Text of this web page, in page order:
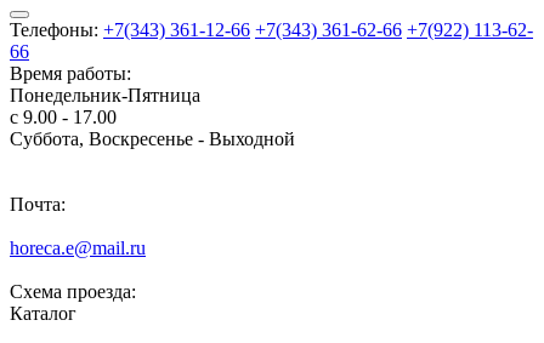
Телефоны: +7(343) 361-12-66 +7(343) 361-62-66 +7(922) 113-62-
66
Время работы:
Понедельник-Пятница
с 9.00 - 17.00
Суббота, Воскресенье - Выходной
Почта:
horeca.e@mail.ru
Схема проезда:
Каталог